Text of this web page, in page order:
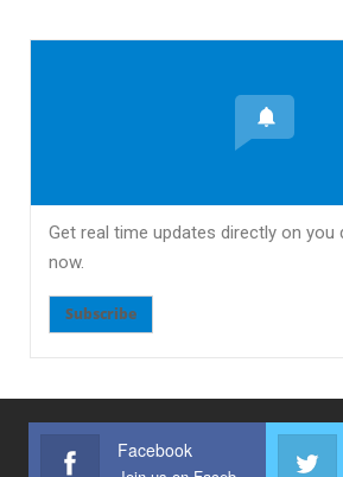
Get real time updates directly on you
now.
Subscribe
Facebook